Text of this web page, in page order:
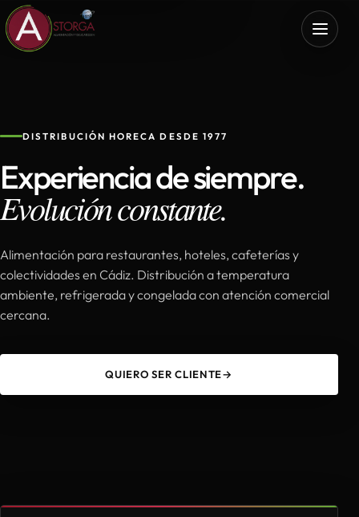
DISTRIBUCIÓN HORECA DESDE 1977
Experiencia de siempre.
Evolución constante.
Alimentación para restaurantes, hoteles, cafeterías y
colectividades en Cádiz. Distribución a temperatura
ambiente, refrigerada y congelada con atención comercial
cercana.
QUIERO SER CLIENTE→